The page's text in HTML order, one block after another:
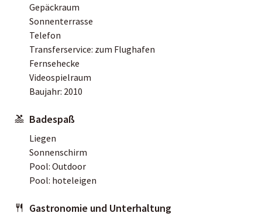
Gepäckraum
Sonnenterrasse
Telefon
Transferservice: zum Flughafen
Fernsehecke
Videospielraum
Baujahr: 2010
Badespaß
Liegen
Sonnenschirm
Pool: Outdoor
Pool: hoteleigen
Gastronomie und Unterhaltung